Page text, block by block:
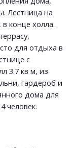
Лестница на
конце холла.
для отдыха в
с
3.7 кв м, из
гардероб и
дома для
человек.